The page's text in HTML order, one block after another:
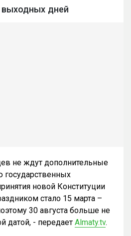
дней
не ждут дополнительные
новой Конституции
стало 15 марта –
30 августа больше не
датой, - передает Almaty.tv.